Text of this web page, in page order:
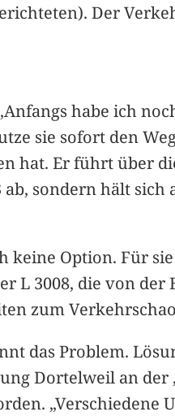
Der
habe ich
sie sofort den
hat. Er führt über
sondern hält
keine Option. Für
L 3008, die von
zum
das Problem.
Dortelweil an
„Verschiedene